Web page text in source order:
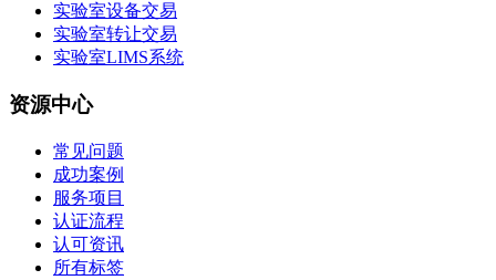
实验室设备交易
实验室转让交易
实验室LIMS系统
资源中心
常见问题
成功案例
服务项目
认证流程
认可资讯
所有标签